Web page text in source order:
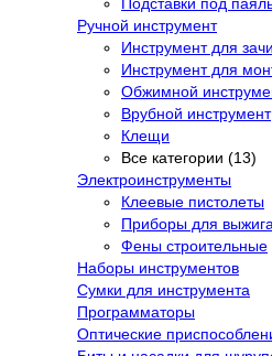
Подставки под
Ручной инструмент
Инструмент для
Инструмент для
Обжимной
Врубной инструмент
Клещи
Все категории (13)
Электроинструменты
Клеевые пистолеты
Приборы для
Фены строительные
Наборы инструментов
Сумки для инструмента
Программаторы
Оптические